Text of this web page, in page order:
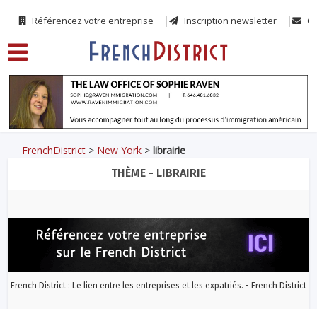
Référencez votre entreprise Inscription newsletter
FrenchDistrict > New York >librairie
THÈME - LIBRAIRIE
French District : Le lien entre les entreprises et les expatriés. - French District